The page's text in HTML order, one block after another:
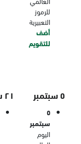
للرموز
التعبيرية
أضف
للتقويم
٥ سبتمبر
٥
سبتمبر
اليوم
٢١ سبتمبر